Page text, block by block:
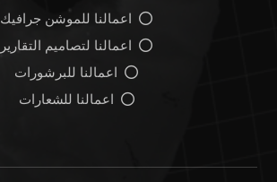
اعمالنا للموشن جرافيك
اعمالنا لتصاميم التقارير
اعمالنا للبرشورات
اعمالنا للشعارات